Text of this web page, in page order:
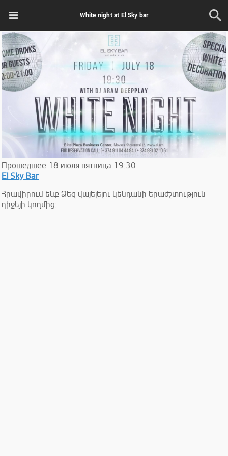
White night at El Sky bar
Прошедшее 18 июля пятница 19:30
El Sky Bar
Հրավիրում ենք Ձեզ վայելելու կենդանի երաժշտություն
դիջեյի կողմից: